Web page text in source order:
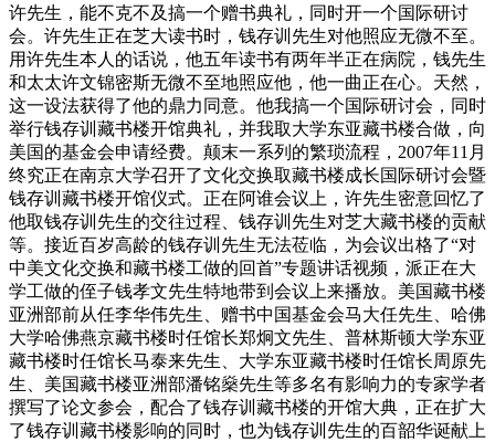
许先生，能不克不及搞一个赠书典礼，同时开一个国际研讨
会。许先生正在芝大读书时，钱存训先生对他照应无微不至。
用许先生本人的话说，他五年读书有两年半正在病院，钱先生
和太太许文锦密斯无微不至地照应他，他一曲正在心。天然，
这一设法获得了他的鼎力同意。他我搞一个国际研讨会，同时
举行钱存训藏书楼开馆典礼，并我取大学东亚藏书楼合做，向
美国的基金会申请经费。颠末一系列的繁琐流程，2007年11月
终究正在南京大学召开了文化交换取藏书楼成长国际研讨会暨
钱存训藏书楼开馆仪式。正在阿谁会议上，许先生密意回忆了
他取钱存训先生的交往过程、钱存训先生对芝大藏书楼的贡献
等。接近百岁高龄的钱存训先生无法莅临，为会议出格了“对
中美文化交换和藏书楼工做的回首”专题讲话视频，派正在大
学工做的侄子钱孝文先生特地带到会议上来播放。美国藏书楼
亚洲部前从任李华伟先生、赠书中国基金会马大任先生、哈佛
大学哈佛燕京藏书楼时任馆长郑炯文先生、普林斯顿大学东亚
藏书楼时任馆长马泰来先生、大学东亚藏书楼时任馆长周原先
生、美国藏书楼亚洲部潘铭燊先生等多名有影响力的专家学者
撰写了论文参会，配合了钱存训藏书楼的开馆大典，正在扩大
了钱存训藏书楼影响的同时，也为钱存训先生的百韶华诞献上